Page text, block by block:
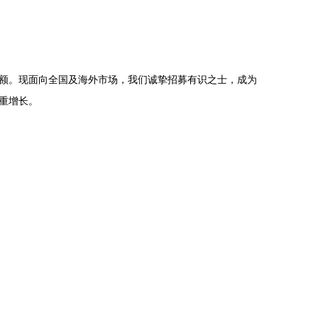
。现面向全国及海外市场，我们诚挚招募有识之士，成为
增长。